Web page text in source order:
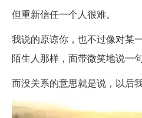
但重新信任一个人很难。
我说的原谅你，也不过像对某
陌生人那样，面带微笑地说一句
而没关系的意思就是说，以后